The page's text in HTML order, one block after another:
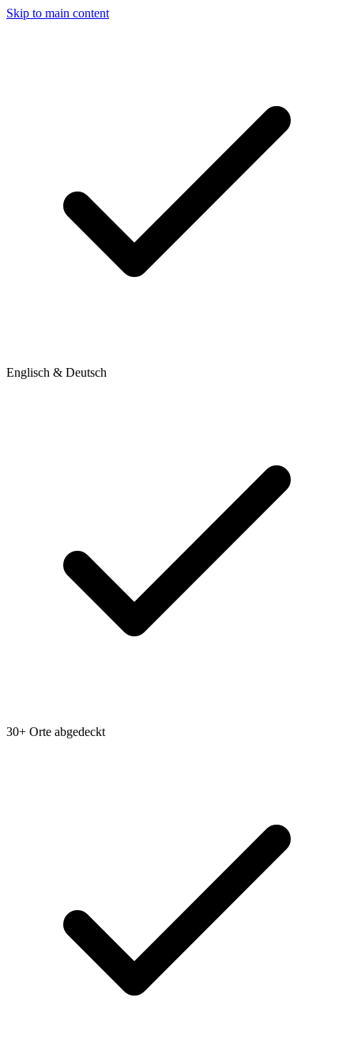
Skip to main content
Englisch & Deutsch
30+ Orte abgedeckt